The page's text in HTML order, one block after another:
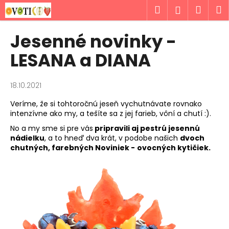
Prejsť
na
obsah
Hľadať
Jesenné novinky -
LESANA a DIANA
18.10.2021
Veríme, že si tohtoročnú jeseň vychutnávate rovnako
intenzívne ako my, a tešíte sa z jej farieb, vôní a chutí :).
No a my sme si pre vás pripravili aj pestrú jesennú
nádielku, a to hneď dva krát, v podobe našich dvoch
chutných, farebných Noviniek - ovocných kytičiek.
K
o
Č
o
p
t
r
e
b